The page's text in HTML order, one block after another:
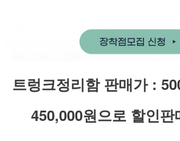
트렁크정리함 판매가 :
450,000원으로 할인판